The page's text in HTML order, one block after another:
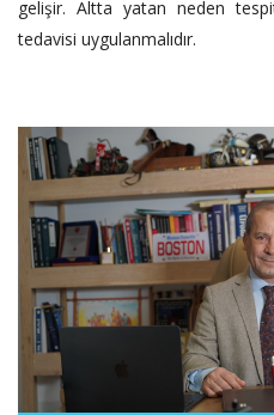
gelişir. Altta yatan neden
tedavisi uygulanmalıdır.